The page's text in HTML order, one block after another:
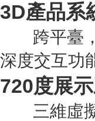
3D產品系
跨平臺，
深度交互功
720度展
三維虛擬